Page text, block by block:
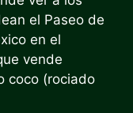
el Paseo de
en el
vende
coco (rociado